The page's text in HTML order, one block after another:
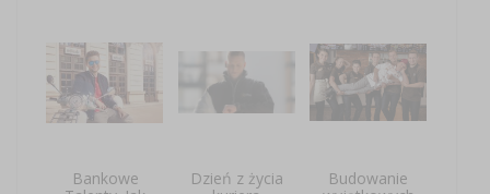
Bankowe
Dzień z życia
Budowanie